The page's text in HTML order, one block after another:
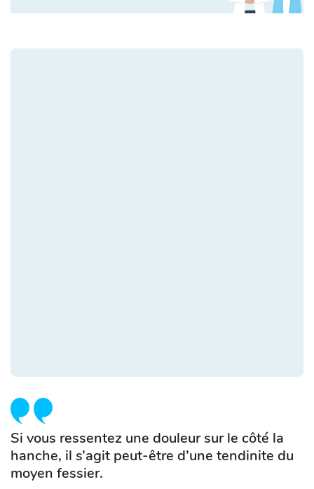
Si vous ressentez une douleur sur le côté la
hanche, il s’agit peut-être d’une tendinite du
moyen fessier.